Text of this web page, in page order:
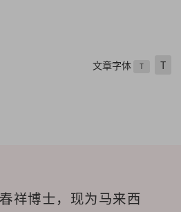
文章字体 T T
祥博士，现为马来西